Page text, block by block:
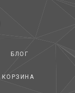
БЛОГ
КОРЗИНА